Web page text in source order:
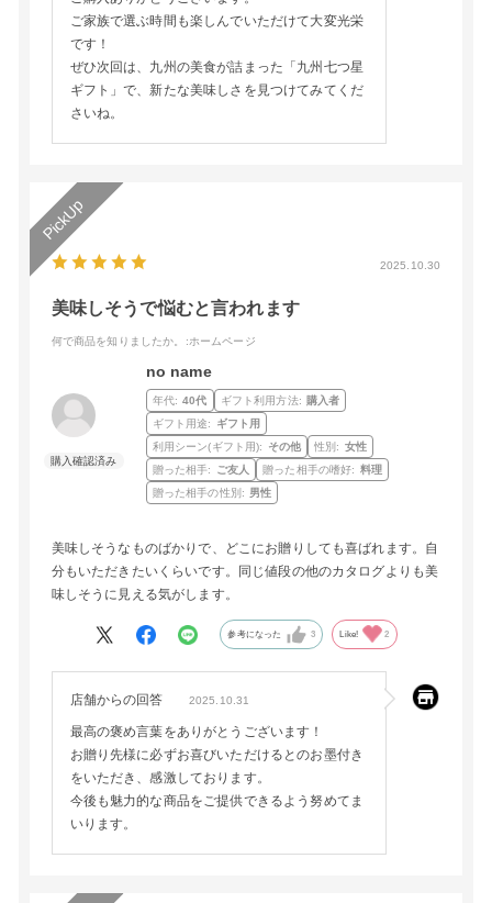
ご家族で選ぶ時間も楽しんでいただけて大変光栄
です！
ぜひ次回は、九州の美食が詰まった「九州七つ星
ギフト」で、新たな美味しさを見つけてみてくだ
さいね。
2025.10.30
美味しそうで悩むと言われます
何で商品を知りましたか。 :ホームページ
no name
年代: 40代 ギフト利用方法: 購入者
ギフト用途:
ギフト用
利用シーン(ギフト用):
その他 性別: 女性
贈った相手:
ご友人 贈った相手の嗜好: 料理
贈った相手の性別: 男性
美味しそうなものばかりで、どこにお贈りしても喜ばれます。自
分もいただきたいくらいです。同じ値段の他のカタログよりも美
味しそうに見える気がします。
参考になった 3 Like! 2
店舗からの回答 2025.10.31
最高の褒め言葉をありがとうございます！
お贈り先様に必ずお喜びいただけるとのお墨付き
をいただき、感激しております。
今後も魅力的な商品をご提供できるよう努めてま
いります。